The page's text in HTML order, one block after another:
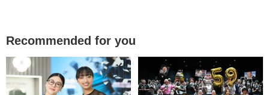
Recommended for you